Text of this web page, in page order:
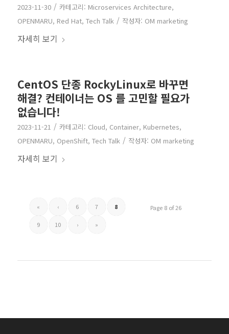
2023-11-30 / 카테고리: Microservices Architecture,
OPENMARU, Red Hat, Tech Talk / 작성자: OM marketing
자세히 보기
CentOS 단종 RockyLinux로 바꾸면
해결? 컨테이너는 OS 를 고민할 필요가
없습니다!
2023-11-21 / 카테고리: Cloud, Container, Kubernetes,
OPENMARU, OpenShift, Tech Talk / 작성자: OM marketing
자세히 보기
Page 8 of 26
« ‹ 6 7 8
9 10 › »